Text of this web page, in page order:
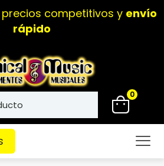
competitivos y envío
rápido
0